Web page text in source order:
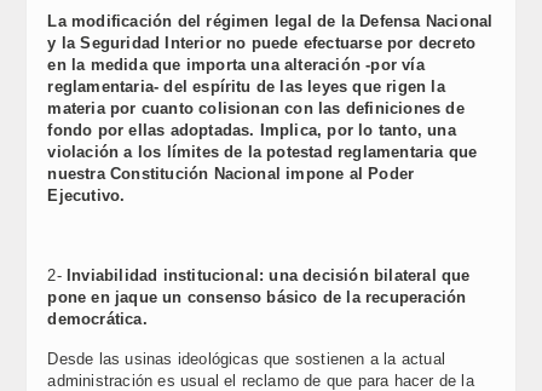
La modificación del régimen legal de la Defensa Nacional
y la Seguridad Interior no puede efectuarse por decreto
en la medida que importa una alteración -por vía
reglamentaria- del espíritu de las leyes que rigen la
materia por cuanto colisionan con las definiciones de
fondo por ellas adoptadas. Implica, por lo tanto, una
violación a los límites de la potestad reglamentaria que
nuestra Constitución Nacional impone al Poder
Ejecutivo.
2- Inviabilidad institucional: una decisión bilateral que
pone en jaque un consenso básico de la recuperación
democrática.
Desde las usinas ideológicas que sostienen a la actual
administración es usual el reclamo de que para hacer de la